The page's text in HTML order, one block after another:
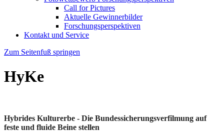
Call for Pictures
Aktuelle Gewinnerbilder
Forschungsperspektiven
Kontakt und Service
Zum Seitenfuß springen
HyKe
Hybrides Kulturerbe - Die Bundessicherungsverfilmung auf
feste und fluide Beine stellen